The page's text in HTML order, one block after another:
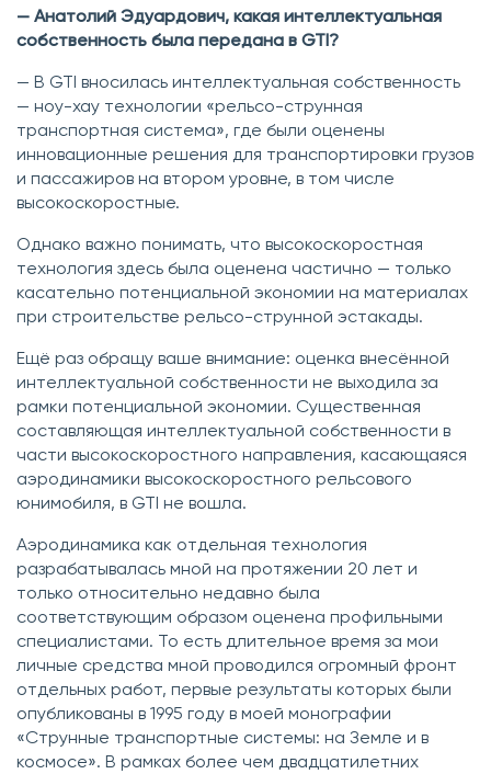
— Анатолий Эдуардович, какая интеллектуальная
собственность была передана в GTI?
— В GTI вносилась интеллектуальная собственность
— ноу-хау технологии «рельсо-струнная
транспортная система», где были оценены
инновационные решения для транспортировки грузов
и пассажиров на втором уровне, в том числе
высокоскоростные.
Однако важно понимать, что высокоскоростная
технология здесь была оценена частично — только
касательно потенциальной экономии на материалах
при строительстве рельсо-струнной эстакады.
Ещё раз обращу ваше внимание: оценка внесённой
интеллектуальной собственности не выходила за
рамки потенциальной экономии. Существенная
составляющая интеллектуальной собственности в
части высокоскоростного направления, касающаяся
аэродинамики высокоскоростного рельсового
юнимобиля, в GTI не вошла.
Аэродинамика как отдельная технология
разрабатывалась мной на протяжении 20 лет и
только относительно недавно была
соответствующим образом оценена профильными
специалистами. То есть длительное время за мои
личные средства мной проводился огромный фронт
отдельных работ, первые результаты которых были
опубликованы в 1995 году в моей монографии
«Струнные транспортные системы: на Земле и в
космосе». В рамках более чем двадцатилетних